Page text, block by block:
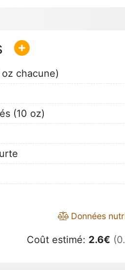
chacune)
(10 oz)
Données
Coût estimé: 2.6€